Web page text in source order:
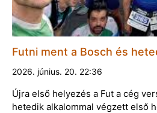
Futni ment a Bosch és
2026. június. 20. 22:36
Újra első helyezés a Fut a cég
hetedik alkalommal végzett első